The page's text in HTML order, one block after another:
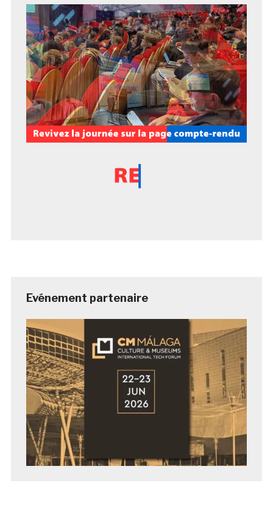
Evénement partenaire